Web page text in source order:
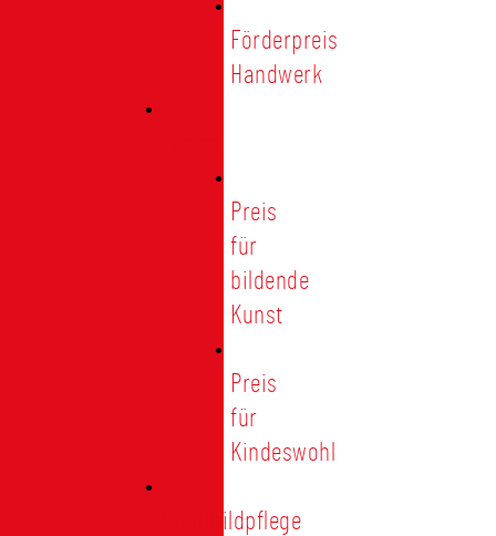
Förderpreis
Handwerk
Preis
für
bildende
Kunst
Preis
für
Kindeswohl
Stadtbildpflege